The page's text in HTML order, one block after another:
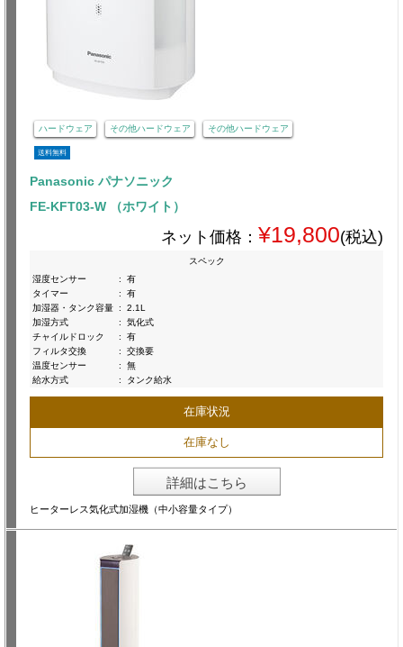
ハードウェア その他ハードウェア その他ハードウェア
送料無料
Panasonic パナソニック
FE-KFT03-W （ホワイト）
ネット価格： ¥19,800(税込)
スペック
湿度センサー
:
有
タイマー
:
有
加湿器・タンク容量 :
2.1L
加湿方式
:
気化式
チャイルドロック
:
有
フィルタ交換
:
交換要
温度センサー
:
無
給水方式
: タンク給水
在庫状況
在庫なし
詳細はこちら
ヒーターレス気化式加湿機（中小容量タイプ）